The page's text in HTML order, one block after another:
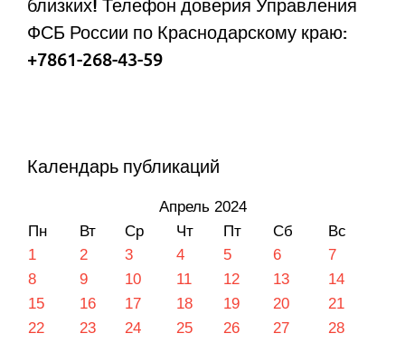
ФСБ России по Краснодарскому краю:
+7861-268-43-59
Календарь публикаций
Апрель 2024
Пн Вт Ср Чт Пт Сб Вс
1 2 3 4 5 6
7
8
9 10 11 12 13
14
15
16 17 18 19 20
21
22
23 24 25 26 27
28